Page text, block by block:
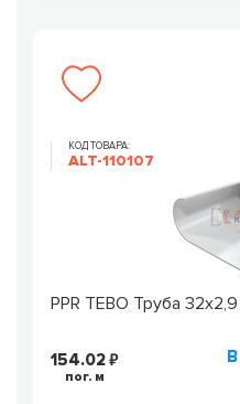
КОД ТОВАРА:
ALT-110107
PPR TEBO Труба
154.02
пог. м